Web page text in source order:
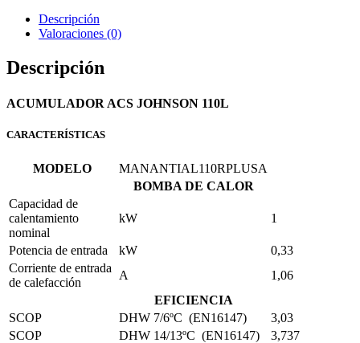
Descripción
Valoraciones (0)
Descripción
ACUMULADOR ACS JOHNSON 110L
CARACTERÍSTICAS
MODELO
MANANTIAL110RPLUSA
BOMBA DE CALOR
Capacidad de
calentamiento
nominal
kW 1
Potencia de entrada kW
0,33
Corriente de entrada
de calefacción
A
1,06
EFICIENCIA
SCOP
DHW 7/6ºC (EN16147)
3,03
SCOP
DHW 14/13ºC (EN16147)
3,737